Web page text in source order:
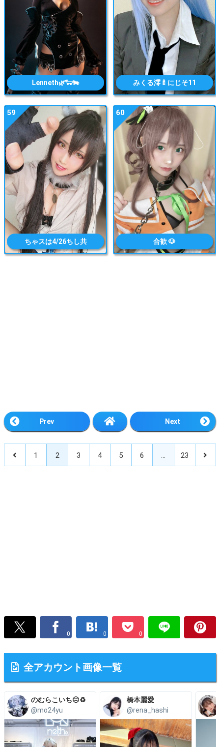
Lenneth🌿🐑🐄 みくる澪🍼にじそ11
ちゃスは4/26ちし共
59
合歓 🐶
60
Prev Next
1 2 3 4 5 6 … 23
0 0 0
全アカウント画像一覧
のむらこいち☹️♻️
@mo24yu
橋本麗愛
@rena_hashi